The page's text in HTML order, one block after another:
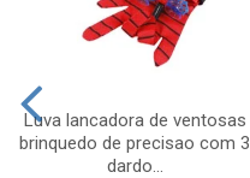
Luva lancadora de ventosas
brinquedo de precisao com 3
dardo...